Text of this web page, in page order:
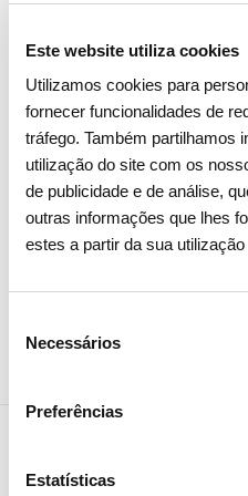
Este website utiliza cookies
Utilizamos cookies para
fornecer funcionalidades de
tráfego. Também partilhamos
utilização do site com os
de publicidade e de análise,
outras informações que lhes
estes a partir da sua
Necessários
Preferências
Estatísticas
06 JULHO 2026
Fitch sobe
da REN
Investidores